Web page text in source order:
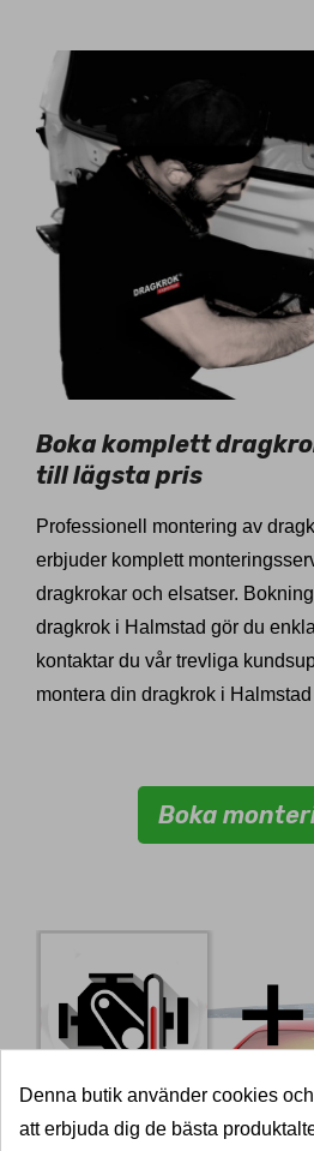
Boka komplett
till lägsta pris
Professionell montering av
erbjuder komplett
dragkrokar och elsatser.
dragkrok i Halmstad gör du
kontaktar du vår trevliga
montera din dragkrok i Halmstad
Boka
Denna butik använder cookies
att erbjuda dig de bästa